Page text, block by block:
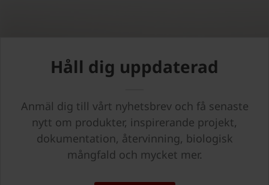
Håll dig uppdaterad
Anmäl dig till vårt nyhetsbrev och få senaste
nytt om produkter, inspirerande projekt,
dokumentation, återvinning, biologisk
mångfald och mycket mer.